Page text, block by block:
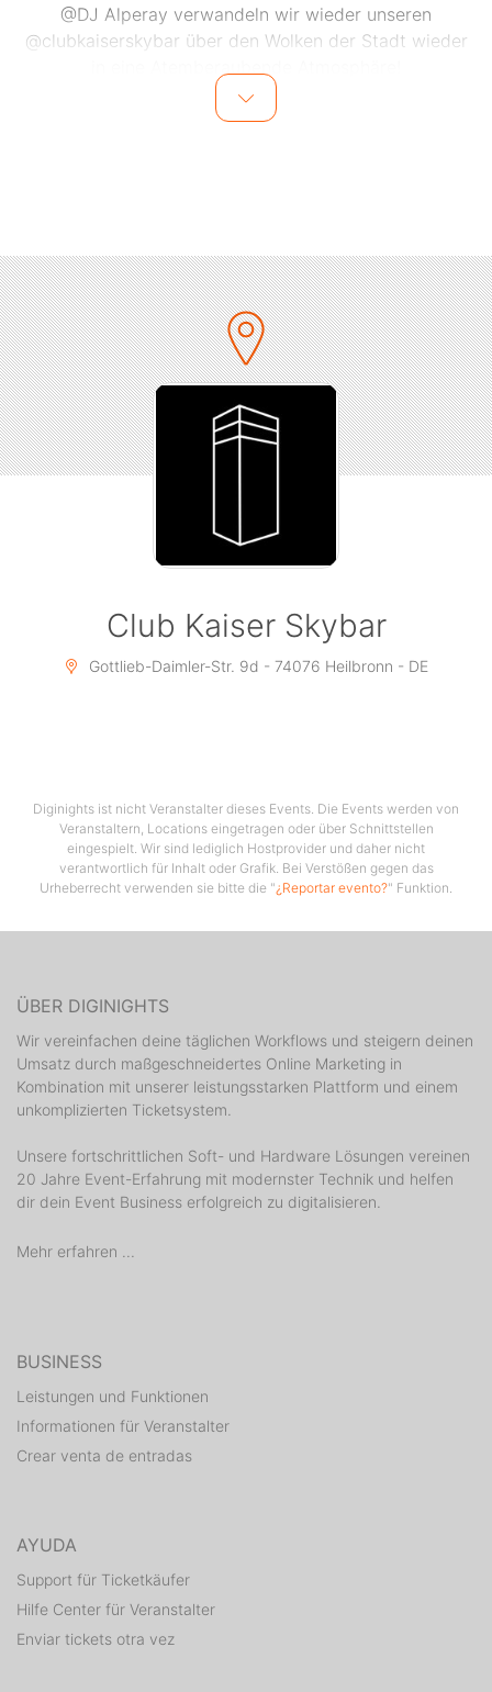
@DJ Alperay verwandeln wir wieder unseren
@clubkaiserskybar über den Wolken der Stadt wieder
Wir freuen uns auf Euch!
?? Dresscode: Schick erwünscht
Für mehr Informationen zu diesem Event bitte
DM www.instagram.com/moncherievent/
Club Kaiser Skybar
Gottlieb-Daimler-Str. 9d - 74076 Heilbronn - DE
Diginights ist nicht Veranstalter dieses Events. Die Events werden von
Veranstaltern, Locations eingetragen oder über Schnittstellen
eingespielt. Wir sind lediglich Hostprovider und daher nicht
verantwortlich für Inhalt oder Grafik. Bei Verstößen gegen das
Urheberrecht verwenden sie bitte die "¿Reportar evento?" Funktion.
ÜBER DIGINIGHTS
Wir vereinfachen deine täglichen Workflows und steigern deinen
Umsatz durch maßgeschneidertes Online Marketing in
Kombination mit unserer leistungsstarken Plattform und einem
unkomplizierten Ticketsystem.
Unsere fortschrittlichen Soft- und Hardware Lösungen vereinen
20 Jahre Event-Erfahrung mit modernster Technik und helfen
dir dein Event Business erfolgreich zu digitalisieren.
Mehr erfahren ...
BUSINESS
Leistungen und Funktionen
Informationen für Veranstalter
Crear venta de entradas
AYUDA
Support für Ticketkäufer
Hilfe Center für Veranstalter
Enviar tickets otra vez